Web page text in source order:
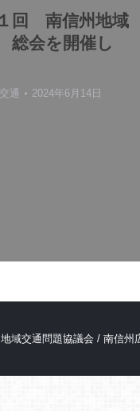
回 南信州地域
会を開催し
通 2024年6月14日
域交通問題協議会 / 南信州